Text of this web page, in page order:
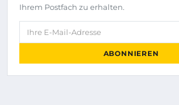
Ihrem Postfach zu erhalten.
Ihre E-Mail-Adresse
ABONNIEREN